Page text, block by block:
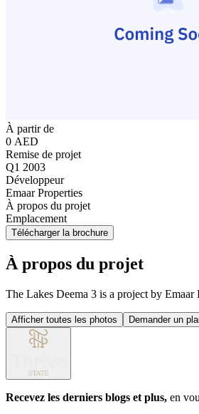
À partir de
0 AED
Remise de projet
Q1 2003
Développeur
Emaar Properties
À propos du projet
Emplacement
Télécharger la brochure
À propos du projet
The Lakes Deema 3 is a project by
Afficher toutes les photos Demander un
Recevez les derniers blogs et plus, en